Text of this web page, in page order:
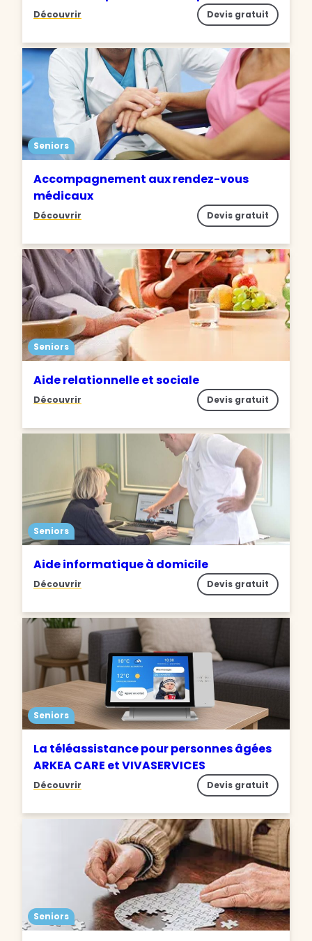
Découvrir Devis gratuit
Seniors
Accompagnement aux rendez-vous
médicaux
Découvrir Devis gratuit
Seniors
Aide relationnelle et sociale
Découvrir Devis gratuit
Seniors
Aide informatique à domicile
Découvrir Devis gratuit
Seniors
La téléassistance pour personnes âgées
ARKEA CARE et VIVASERVICES
Découvrir Devis gratuit
Seniors